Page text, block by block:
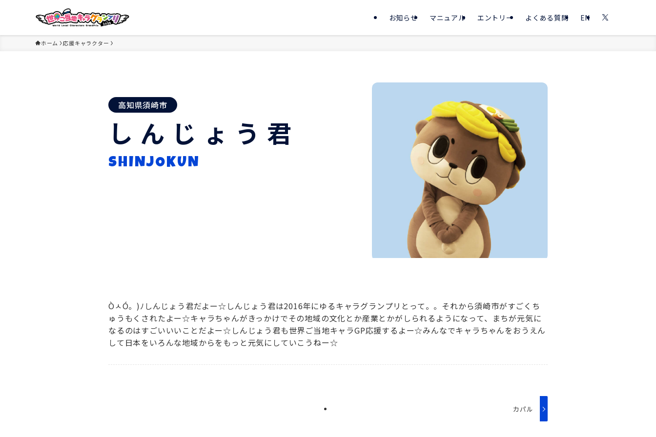
お知らせ マニュアル エントリー よくある質問 EN
ホーム 応援キャラクター
高知県須崎市
しんじょう君
SHINJOKUN
ÒㅅÓ。)ﾉしんじょう君だよー☆しんじょう君は2016年にゆるキャラグランプリとって。。それから須崎市がすごくち
ゅうもくされたよー☆キャラちゃんがきっかけでその地域の文化とか産業とかがしられるようになって、まちが元気に
なるのはすごいいいことだよー☆しんじょう君も世界ご当地キャラGP応援するよー☆みんなでキャラちゃんをおうえん
して日本をいろんな地域からをもっと元気にしていこうねー☆
カパル